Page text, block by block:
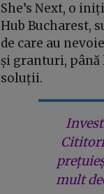
She’s Next, o
Hub Bucharest,
de care au
și granturi, până
soluții.
mult